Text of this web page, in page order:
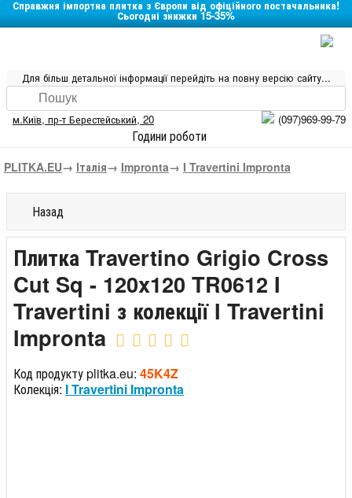
Справжня імпортна плитка з Європи від офіційного постачальника!
Сьогодні знижки 15-35%
Для більш детальної інформації перейдіть на повну версію сайту...
м.Київ, пр-т Берестейський, 20 (097)969-99-79
Години роботи
PLITKA.EU→ Італія→ Impronta→ I Travertini Impronta
Назад
Плитка Travertino Grigio Cross
Cut Sq - 120x120 TR0612 I
Travertini з колекції I Travertini
Impronta
Код продукту plitka.eu: 45K4Z
Колекція: I Travertini Impronta